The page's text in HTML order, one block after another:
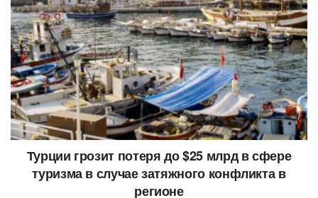
Турции грозит потеря до $25 млрд в сфере
туризма в случае затяжного конфликта в
регионе